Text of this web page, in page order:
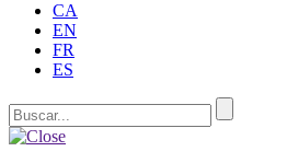
CA
EN
FR
ES